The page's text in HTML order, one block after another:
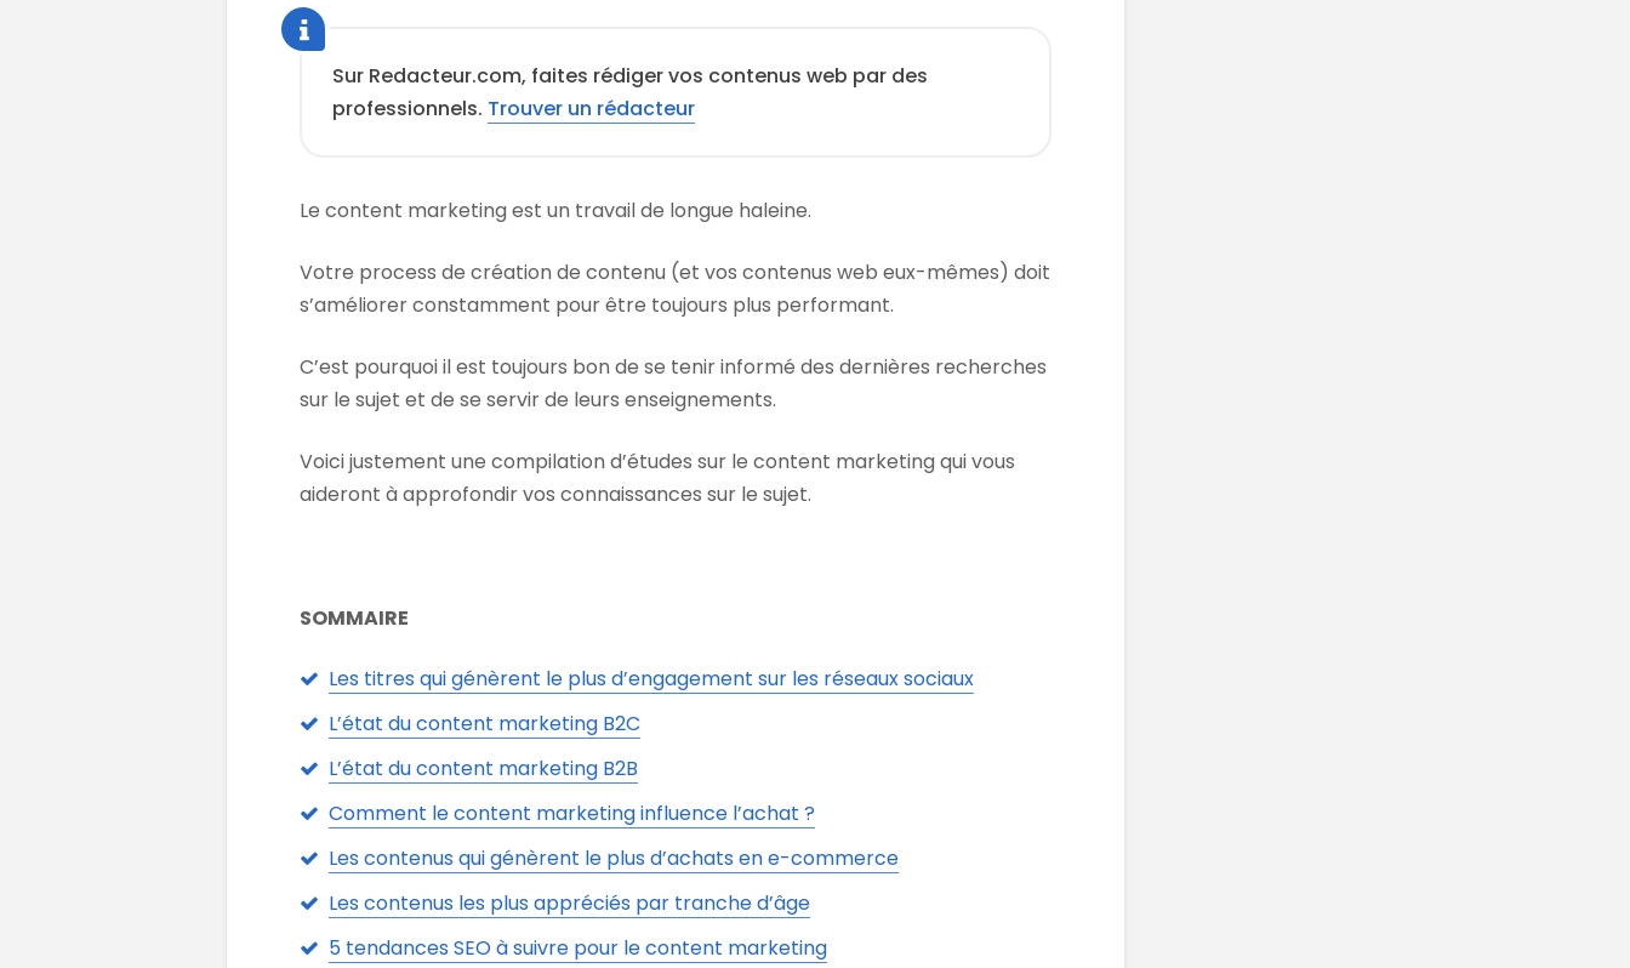
Sur Redacteur.com, faites rédiger vos contenus web par des
professionnels. Trouver un rédacteur
Le content marketing est un travail de longue haleine.
Votre process de création de contenu (et vos contenus web eux-mêmes) doit
s’améliorer constamment pour être toujours plus performant.
C’est pourquoi il est toujours bon de se tenir informé des dernières recherches
sur le sujet et de se servir de leurs enseignements.
Voici justement une compilation d’études sur le content marketing qui vous
aideront à approfondir vos connaissances sur le sujet.
SOMMAIRE
Les titres qui génèrent le plus d’engagement sur les réseaux sociaux
L’état du content marketing B2C
L’état du content marketing B2B
Comment le content marketing influence l’achat ?
Les contenus qui génèrent le plus d’achats en e-commerce
Les contenus les plus appréciés par tranche d’âge
5 tendances SEO à suivre pour le content marketing